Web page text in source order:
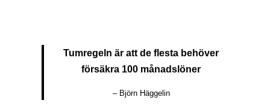
Tumregeln är att de flesta behöver
försäkra 100 månadslöner
– Björn Häggelin